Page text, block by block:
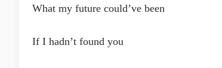
What my future could’ve been
If I hadn’t found you